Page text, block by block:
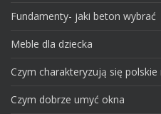
Fundamenty- jaki beton wybrać
Meble dla dziecka
Czym charakteryzują się
Czym dobrze umyć okna